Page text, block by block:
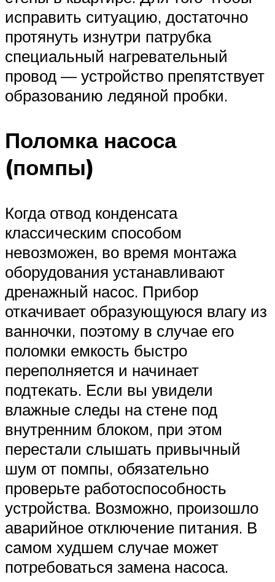
исправить ситуацию, достаточно
протянуть изнутри патрубка
специальный нагревательный
провод — устройство препятствует
образованию ледяной пробки.
Поломка насоса
(помпы)
Когда отвод конденсата
классическим способом
невозможен, во время монтажа
оборудования устанавливают
дренажный насос. Прибор
откачивает образующуюся влагу из
ванночки, поэтому в случае его
поломки емкость быстро
переполняется и начинает
подтекать. Если вы увидели
влажные следы на стене под
внутренним блоком, при этом
перестали слышать привычный
шум от помпы, обязательно
проверьте работоспособность
устройства. Возможно, произошло
аварийное отключение питания. В
самом худшем случае может
потребоваться замена насоса.